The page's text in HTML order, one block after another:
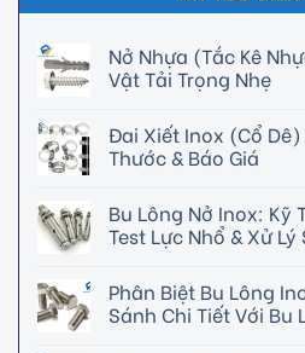
Nở Nhựa (Tắc Kê
Vật Tải Trọng Nhẹ
Đai Xiết Inox (Cổ
Thước & Báo Giá
Bu Lông Nở Inox: Kỹ
Test Lực Nhổ & Xử Lý
Phân Biệt Bu Lông
Sánh Chi Tiết Với Bu